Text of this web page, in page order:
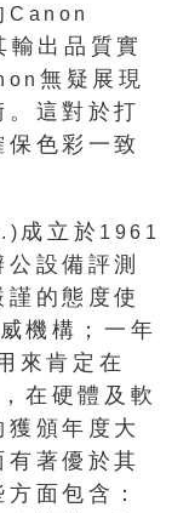
Canon
輸出品質實
無疑展現
這對於打
色彩一致
成立於 1961
設備評測
的態度使
機構；一年
來肯定在
在硬體及軟
頒年度大
著優於其
面包含：